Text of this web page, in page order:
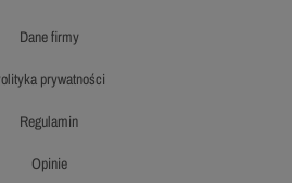
dane firmy
polityka prywatności
regulamin
opinie